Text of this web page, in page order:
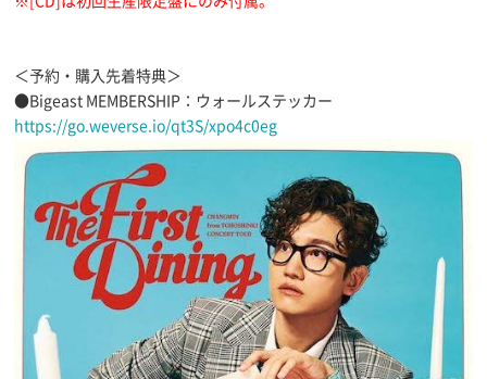
＜予約・購入先着特典＞
●Bigeast MEMBERSHIP：ウォールステッカー
https://go.weverse.io/qt3S/xpo4c0eg